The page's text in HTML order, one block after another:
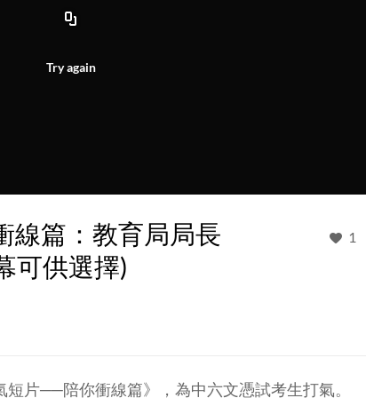
Try again
線篇：教育局局長
可供選擇)
1
短片──陪你衝線篇》，為中六文憑試考生打氣。